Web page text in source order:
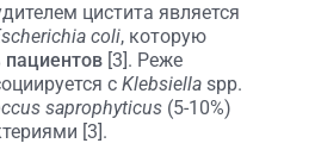
цистита является
coli, которую
[3]. Реже
с Klebsiella spp.
saprophyticus (5-10%)
[3].